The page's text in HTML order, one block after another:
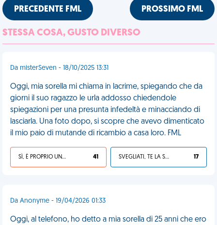
PRECEDENTE FML PROSSIMO FML
STESSA COSA, GUSTO DIVERSO
Da misterSeven - 18/10/2025 13:31
Oggi, mia sorella mi chiama in lacrime, spiegando che da
giorni il suo ragazzo le urla addosso chiedendole
spiegazioni per una presunta infedeltà e minacciando di
lasciarla. Una foto dopo, si scopre che avevo dimenticato
il mio paio di mutande di ricambio a casa loro. FML
SÌ, È PROPRIO UNA VDM! 41 SVEGLIATI, TE LA SEI CERCATA! 17
Da Anonyme - 19/04/2026 01:33
Oggi, al telefono, ho detto a mia sorella di 25 anni che ero